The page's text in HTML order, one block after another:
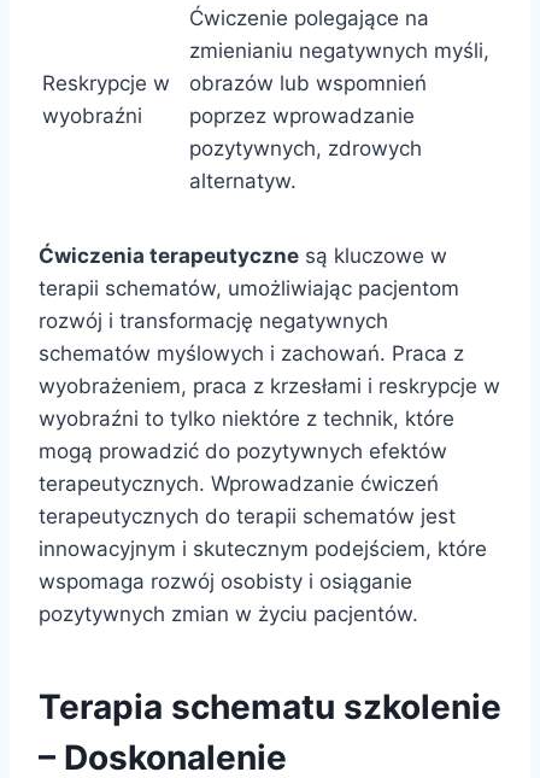
Reskrypcje w
wyobraźni
Ćwiczenie polegające na
zmienianiu negatywnych myśli,
obrazów lub wspomnień
poprzez wprowadzanie
pozytywnych, zdrowych
alternatyw.
Ćwiczenia terapeutyczne są kluczowe w
terapii schematów, umożliwiając pacjentom
rozwój i transformację negatywnych
schematów myślowych i zachowań. Praca z
wyobrażeniem, praca z krzesłami i reskrypcje w
wyobraźni to tylko niektóre z technik, które
mogą prowadzić do pozytywnych efektów
terapeutycznych. Wprowadzanie ćwiczeń
terapeutycznych do terapii schematów jest
innowacyjnym i skutecznym podejściem, które
wspomaga rozwój osobisty i osiąganie
pozytywnych zmian w życiu pacjentów.
Terapia schematu szkolenie
– Doskonalenie